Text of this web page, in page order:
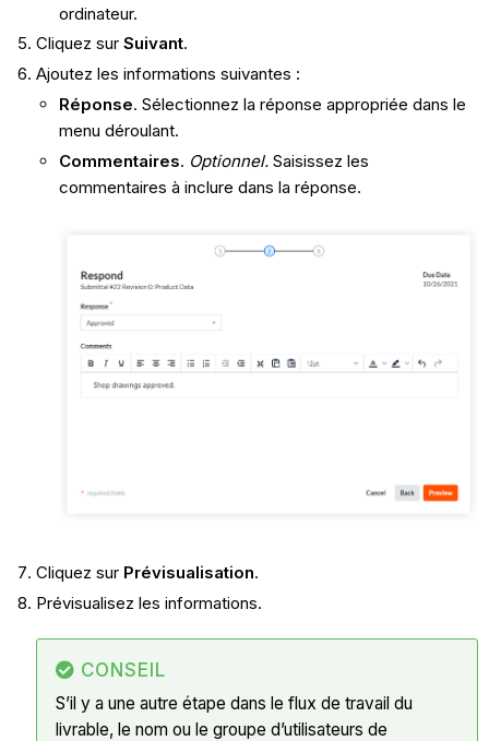
ordinateur.
Cliquez sur Suivant.
Ajoutez les informations suivantes :
Réponse. Sélectionnez la réponse appropriée dans le
menu déroulant.
Commentaires. Optionnel. Saisissez les
commentaires à inclure dans la réponse.
Cliquez sur Prévisualisation.
Prévisualisez les informations.
CONSEIL
S’il y a une autre étape dans le flux de travail du
livrable, le nom ou le groupe d’utilisateurs de